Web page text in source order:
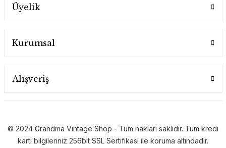
Üyelik
Kurumsal
Alışveriş
© 2024 Grandma Vintage Shop - Tüm hakları saklıdır. Tüm kredi
kartı bilgileriniz 256bit SSL Sertifikası ile koruma altındadır.